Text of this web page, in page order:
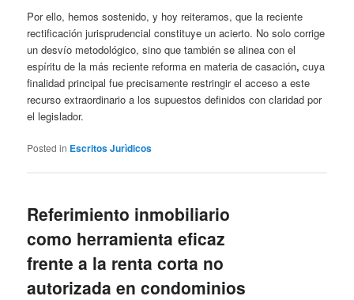
Por ello, hemos sostenido, y hoy reiteramos, que la reciente
rectificación jurisprudencial constituye un acierto. No solo corrige
un desvío metodológico, sino que también se alinea con el
espíritu de la más reciente reforma en materia de casación,cuya
finalidad principal fue precisamente restringir el acceso a este
recurso extraordinario a los supuestos definidos con claridad por
el legislador.
Posted in Escritos Jurìdicos
Referimiento inmobiliario
como herramienta eficaz
frente a la renta corta no
autorizada en condominios